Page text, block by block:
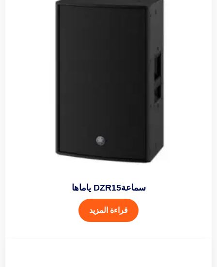
سماعةDZR15 ياماها
قراءة المزيد